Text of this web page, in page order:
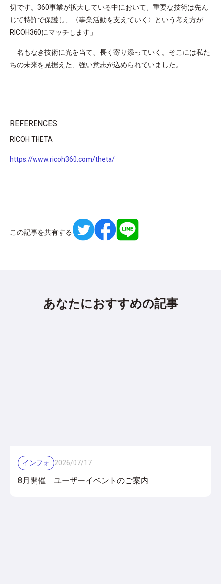
切です。360事業が拡大している中において、重要な技術は先ん
じて特許で保護し、〈事業活動を支えていく〉という考え方が
RICOH360にマッチします」
名もなき技術に光を当て、長く寄り添っていく。そこには私た
ちの未来を見据えた、強い意志が込められていました。
REFERENCES
RICOH THETA
https://www.ricoh360.com/theta/
この記事を共有する
あなたにおすすめの記事
インフォ 2026/07/17
8月開催 ユーザーイベントのご案内